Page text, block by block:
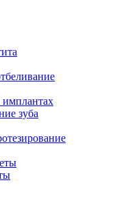
имплантах
зуба